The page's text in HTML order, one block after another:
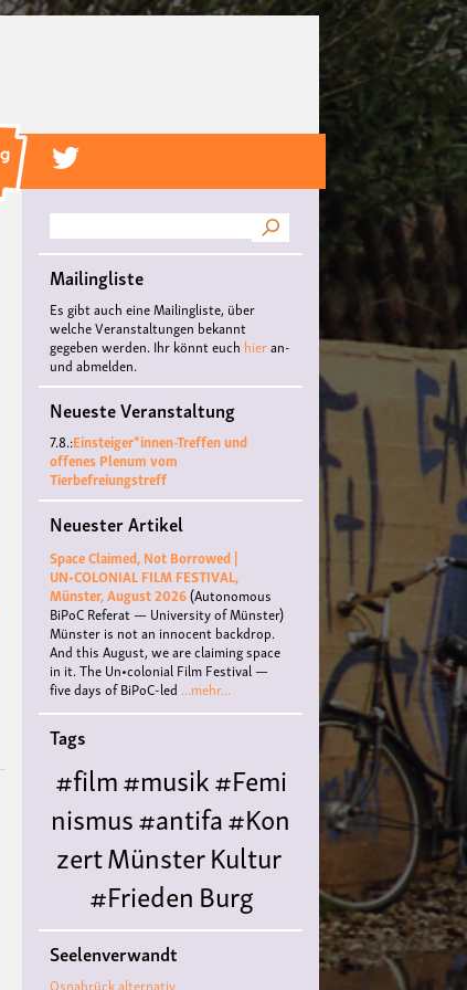
Aufrüstung!
Suche
Mailingliste
Es gibt auch eine Mailingliste, über
welche Veranstaltungen bekannt
gegeben werden. Ihr könnt euch hieran-
und abmelden.
Neueste Veranstaltung
7.8.:Einsteiger*innen-Treffen und
offenes Plenum vom
Tierbefreiungstreff
Neuester Artikel
Space Claimed, Not Borrowed |
UN•COLONIAL FILM FESTIVAL,
Münster, August 2026(Autonomous
BiPoC Referat — University of Münster)
Münster is not an innocent backdrop.
And this August, we are claiming space
in it. The Un•colonial Film Festival —
five days of BiPoC-led ...mehr...
Tags
#film#musik#Femi
nismus#antifa#Kon
zertMünsterKultur
#FriedenBurg
Hülshoffliteratur#
Queer#Workshop
Seelenverwandt
Osnabrück alternativ